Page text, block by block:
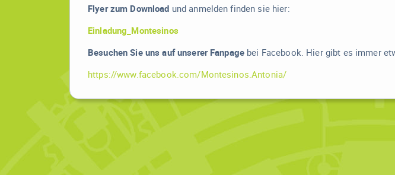
Flyer zum Download und anmelden finden sie hier:
Einladung_Montesinos
Besuchen Sie uns auf unserer Fanpage bei Facebook. Hier gibt es immer
https://www.facebook.com/Montesinos.Antonia/